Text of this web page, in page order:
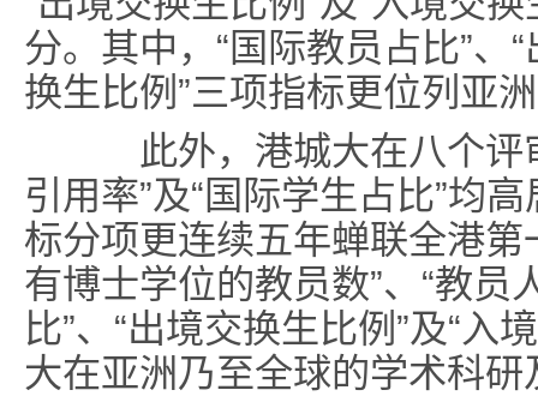
分。其中，“国际教员占比”、
换生比例”三项指标更位列亚
此外，港城大在八个评
引用率”及“国际学生占比”均
标分项更连续五年蝉联全港第
有博士学位的教员数”、“教员
比”、“出境交换生比例”及“入
大在亚洲乃至全球的学术科